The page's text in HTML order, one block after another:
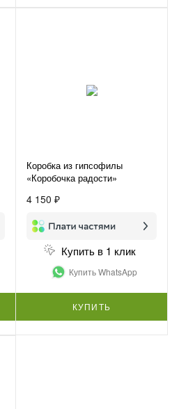
Коробка из гипсофилы
«Коробочка радости»
4 150 ₽
Купить в 1 клик
Купить WhatsApp
КУПИТЬ